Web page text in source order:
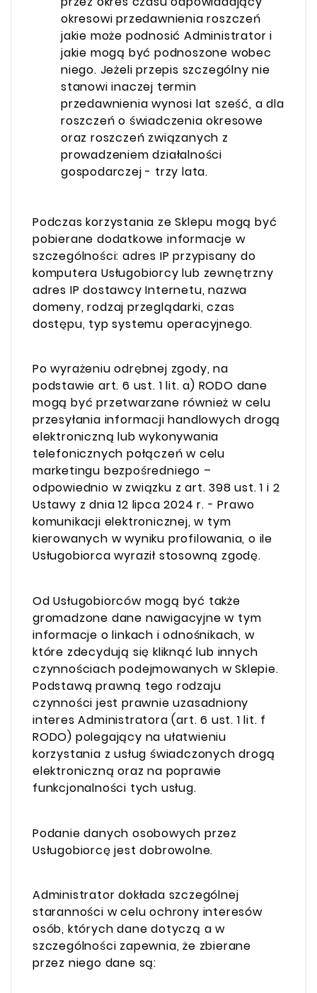
okresowi przedawnienia roszczeń
jakie może podnosić Administrator i
jakie mogą być podnoszone wobec
niego. Jeżeli przepis szczególny nie
stanowi inaczej termin
przedawnienia wynosi lat sześć, a dla
roszczeń o świadczenia okresowe
oraz roszczeń związanych z
prowadzeniem działalności
gospodarczej - trzy lata.
Podczas korzystania ze Sklepu mogą być
pobierane dodatkowe informacje w
szczególności: adres IP przypisany do
komputera Usługobiorcy lub zewnętrzny
adres IP dostawcy Internetu, nazwa
domeny, rodzaj przeglądarki, czas
dostępu, typ systemu operacyjnego.
Po wyrażeniu odrębnej zgody, na
podstawie art. 6 ust. 1 lit. a) RODO dane
mogą być przetwarzane również w celu
przesyłania informacji handlowych drogą
elektroniczną lub wykonywania
telefonicznych połączeń w celu
marketingu bezpośredniego –
odpowiednio w związku z art. 398 ust. 1 i 2
Ustawy z dnia 12 lipca 2024 r. - Prawo
komunikacji elektronicznej, w tym
kierowanych w wyniku profilowania, o ile
Usługobiorca wyraził stosowną zgodę.
Od Usługobiorców mogą być także
gromadzone dane nawigacyjne w tym
informacje o linkach i odnośnikach, w
które zdecydują się kliknąć lub innych
czynnościach podejmowanych w Sklepie.
Podstawą prawną tego rodzaju
czynności jest prawnie uzasadniony
interes Administratora (art. 6 ust. 1 lit. f
RODO) polegający na ułatwieniu
korzystania z usług świadczonych drogą
elektroniczną oraz na poprawie
funkcjonalności tych usług.
Podanie danych osobowych przez
Usługobiorcę jest dobrowolne.
Administrator dokłada szczególnej
staranności w celu ochrony interesów
osób, których dane dotyczą a w
szczególności zapewnia, że zbierane
przez niego dane są: